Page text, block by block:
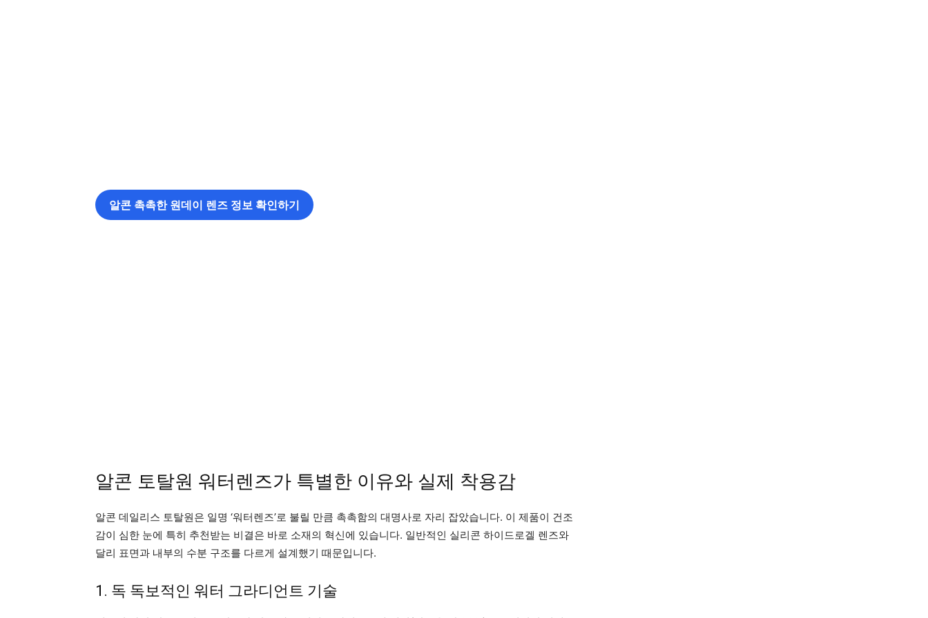
알콘 촉촉한 원데이 렌즈 정보 확인하기
알콘 토탈원 워터렌즈가 특별한 이유와 실제 착용감
알콘 데일리스 토탈원은 일명 ‘워터렌즈’로 불릴 만큼 촉촉함의 대명사로 자리 잡았습니다. 이 제품이 건조
감이 심한 눈에 특히 추천받는 비결은 바로 소재의 혁신에 있습니다. 일반적인 실리콘 하이드로겔 렌즈와
달리 표면과 내부의 수분 구조를 다르게 설계했기 때문입니다.
1. 독 독보적인 워터 그라디언트 기술